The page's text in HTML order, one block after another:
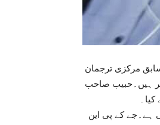
ہیں،وہ پارٹی کے سابق مرکزی ترجمان
ہیں۔حبیب صاحب
ہے۔جے کے پی این